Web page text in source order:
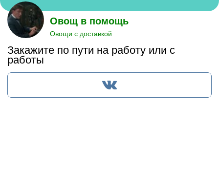
Овощ в помощь
Овощи с доставкой
Закажите по пути на работу или с
работы